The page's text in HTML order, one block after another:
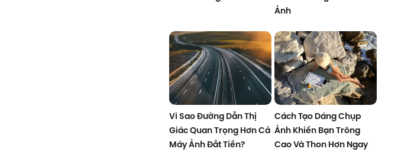
Ảnh
Vì Sao Đường Dẫn Thị
Giác Quan Trọng Hơn Cả
Máy Ảnh Đắt Tiền?
Cách Tạo Dáng Chụp
Ảnh Khiến Bạn Trông
Cao Và Thon Hơn Ngay